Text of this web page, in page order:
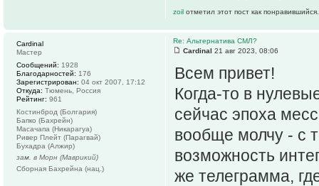
zoil отметил этот пост как понравившийся.
Re: Альтернатива СМЛ?
Cardinal 21 авг 2023, 08:06
Всем привет!
Когда-то в
сейчас эпоха
вообще молчу - с
возможность
же телеграмма,
Cardinal
Мастер
Сообщений: 1928
Благодарностей: 176
Зарегистрирован: 04 окт 2007, 17:12
Откуда: Тюмень, Россия
Рейтинг: 961
Костинброд (Болгария)
Бапко (Бахрейн)
Масачапа (Никарагуа)
Ривер Плейт (Парагвай)
Бухадра (Алжир)
зам. в Морн (Маврикий)
Сборная Бахрейна (нац.)